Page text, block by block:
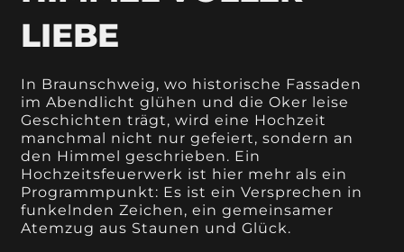
LIEBE
In Braunschweig, wo historische Fassaden
im Abendlicht glühen und die Oker leise
Geschichten trägt, wird eine Hochzeit
manchmal nicht nur gefeiert, sondern an
den Himmel geschrieben. Ein
Hochzeitsfeuerwerk ist hier mehr als ein
Programmpunkt: Es ist ein Versprechen in
funkelnden Zeichen, ein gemeinsamer
Atemzug aus Staunen und Glück.